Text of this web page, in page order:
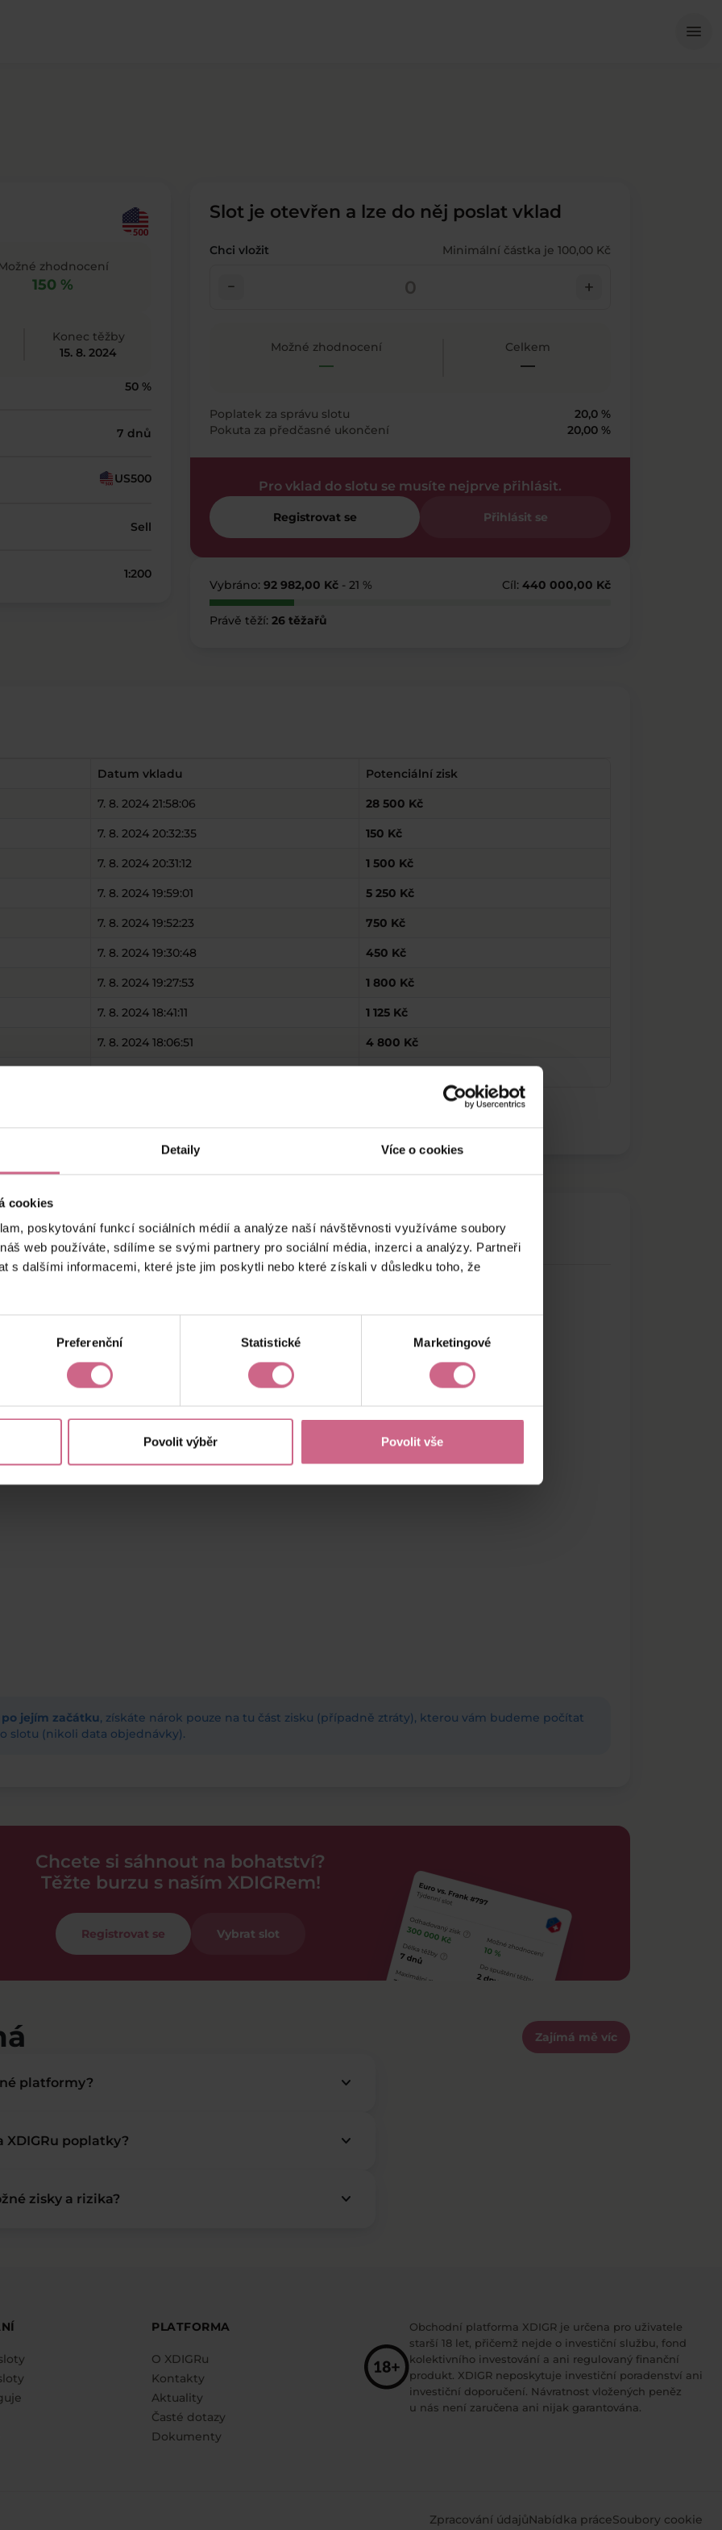
Detaily Více o cookies
cookies
poskytování funkcí sociálních médií a analýze naší návštěvnosti využíváme soubory
web používáte, sdílíme se svými partnery pro sociální média, inzerci a analýzy. Partneři
s dalšími informacemi, které jste jim poskytli nebo které získali v důsledku toho, že
Preferenční Statistické Marketingové
Povolit výběr Povolit vše
menu
Možné zhodnocení
150 %
Konec těžby
15. 8. 2024
50 %
7 dnů
US500
Sell
1:200
Slot je otevřen a lze do něj poslat vklad
Chci vložit Minimální částka je 100,00 Kč
check_indeterminate_small add
Možné zhodnocení
—
Celkem
—
Poplatek za správu slotu
20,0 %
Pokuta za předčasné ukončení
20,00 %
Pro vklad do slotu se musíte nejprve přihlásit.
Registrovat se Přihlásit se
Vybráno: 92 982,00 Kč - 21 % Cíl: 440 000,00 Kč
Právě těží: 26 těžařů
Datum vkladu Potenciální zisk
7. 8. 2024 21:58:06 28 500 Kč
7. 8. 2024 20:32:35 150 Kč
7. 8. 2024 20:31:12 1 500 Kč
7. 8. 2024 19:59:01 5 250 Kč
7. 8. 2024 19:52:23 750 Kč
7. 8. 2024 19:30:48 450 Kč
7. 8. 2024 19:27:53 1 800 Kč
7. 8. 2024 18:41:11 1 125 Kč
7. 8. 2024 18:06:51 4 800 Kč
jejím začátku, získáte nárok pouze na tu část zisku (případně ztráty), kterou vám budeme počítat
slotu (nikoli data objednávky).
Chcete si sáhnout na bohatství?
Těžte burzu s naším XDIGRem!
Registrovat se Vybrat slot
Zajímá mě víc
platformy? keyboard_arrow_down
XDIGRu poplatky? keyboard_arrow_down
zisky a rizika? keyboard_arrow_down
PLATFORMA
O XDIGRu
Kontakty
Aktuality
Časté dotazy
Dokumenty
Obchodní platforma XDIGR je určena pro uživatele
starší 18 let, přičemž nejde o investiční službu, fond
kolektivního investování a ani regulovaný finanční
produkt. XDIGR neposkytuje investiční poradenství ani
investiční doporučení. Návratnost vložených peněz
u nás není zaručena ani nijak garantována.
Zpracování údajůNabídka práceSoubory cookie